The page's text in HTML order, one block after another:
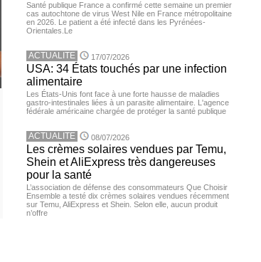
Santé publique France a confirmé cette semaine un premier
cas autochtone de virus West Nile en France métropolitaine
en 2026. Le patient a été infecté dans les Pyrénées-
Orientales.Le
ACTUALITE 17/07/2026
USA: 34 États touchés par une infection
alimentaire
Les États-Unis font face à une forte hausse de maladies
gastro-intestinales liées à un parasite alimentaire. L'agence
fédérale américaine chargée de protéger la santé publique
ACTUALITE 08/07/2026
Les crèmes solaires vendues par Temu,
Shein et AliExpress très dangereuses
pour la santé
L’association de défense des consommateurs Que Choisir
Ensemble a testé dix crèmes solaires vendues récemment
sur Temu, AliExpress et Shein. Selon elle, aucun produit
n’offre